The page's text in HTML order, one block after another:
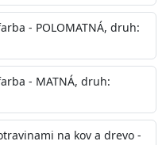
suché, zbavené prachu,
priľnavosťou. Otvory
Visto alebo Acrylic light
povrchy natreté
- POLOMATNÁ, druh:
- MATNÁ, druh:
na kov a drevo -